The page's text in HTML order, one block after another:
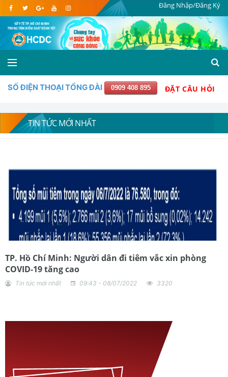
Đăng Nhập/Đăng Ký
SỐ ĐIỆN THOẠI TỔNG ĐÀI 0909 408 895 ĐẶT CÂU HỎI
TIN TỨC MỚI NHẤT
TP. Hồ Chí Minh: Người dân đi tiêm vắc xin phòng
COVID-19 tăng cao
Tin tức mới nhất 09:43 - 08/07/2022 3320